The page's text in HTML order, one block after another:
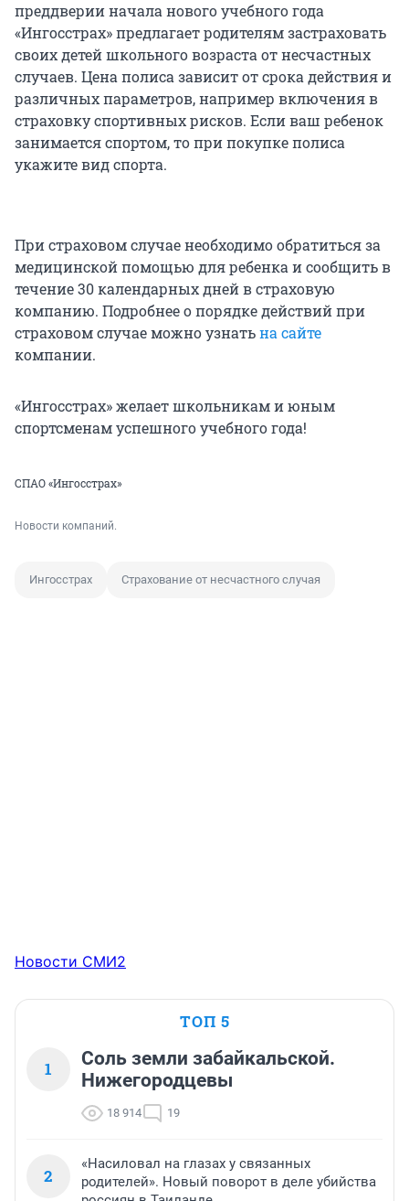
преддверии начала нового учебного года
«Ингосстрах» предлагает родителям застраховать
своих детей школьного возраста от несчастных
случаев. Цена полиса зависит от срока действия и
различных параметров, например включения в
страховку спортивных рисков. Если ваш ребенок
занимается спортом, то при покупке полиса
укажите вид спорта.
При страховом случае необходимо обратиться за
медицинской помощью для ребенка и сообщить в
течение 30 календарных дней в страховую
компанию. Подробнее о порядке действий при
страховом случае можно узнатьна сайте
компании.
«Ингосстрах» желает школьникам и юным
спортсменам успешного учебного года!
СПАО «Ингосстрах»
Новости компаний.
Ингосстрах Страхование от несчастного случая
Новости СМИ2
ТОП 5
1
Соль земли забайкальской.
Нижегородцевы
18 914 19
2
«Насиловал на глазах у связанных
родителей». Новый поворот в деле убийства